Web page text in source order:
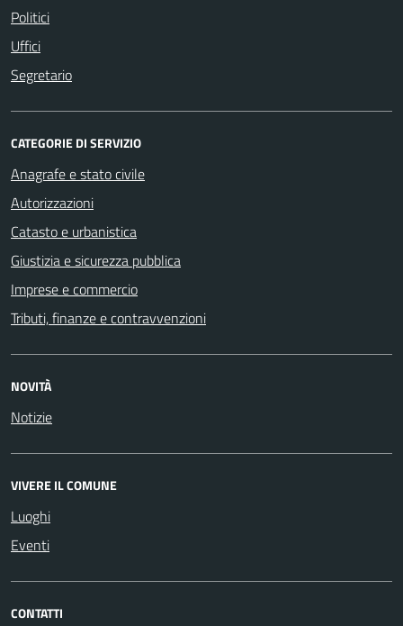
Politici
Uffici
Segretario
CATEGORIE DI SERVIZIO
Anagrafe e stato civile
Autorizzazioni
Catasto e urbanistica
Giustizia e sicurezza pubblica
Imprese e commercio
Tributi, finanze e contravvenzioni
NOVITÀ
Notizie
VIVERE IL COMUNE
Luoghi
Eventi
CONTATTI